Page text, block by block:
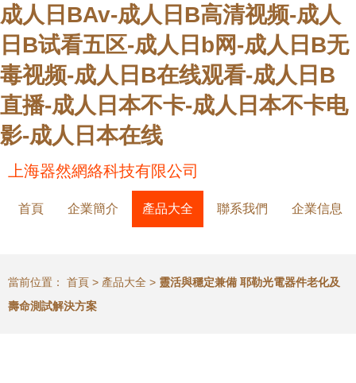
成人日BAv-成人日B高清视频-成人
日B试看五区-成人日b网-成人日B无
毒视频-成人日B在线观看-成人日B
直播-成人日本不卡-成人日本不卡电
影-成人日本在线
上海器然網絡科技有限公司
首頁 企業簡介 產品大全 聯系我們 企業信息
當前位置： 首頁 > 產品大全 > 靈活與穩定兼備 耶勒光電器件老化及
壽命測試解決方案